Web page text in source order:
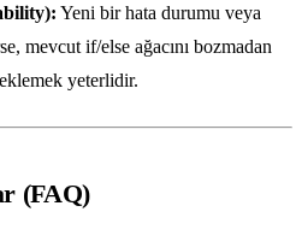
Yeni bir hata durumu veya
mevcut if/else ağacını bozmadan
yeterlidir.
(FAQ)